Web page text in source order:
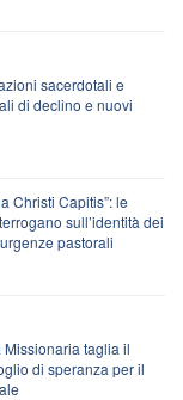
sacerdotali e
di declino e nuovi
Christi Capitis”: le
sull’identità dei
pastorali
Missionaria taglia il
di speranza per il